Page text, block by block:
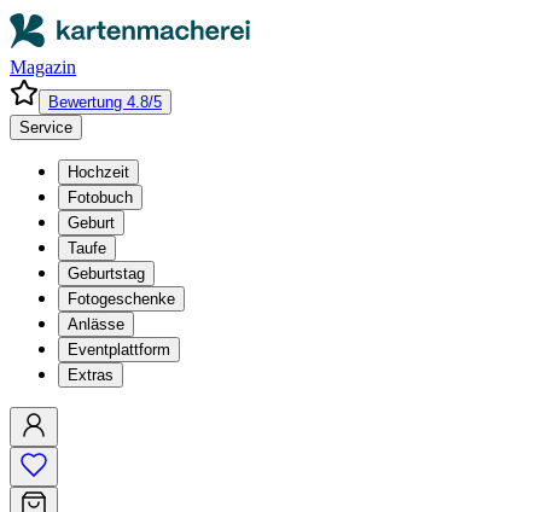
Magazin
Bewertung 4.8/5
Service
Hochzeit
Fotobuch
Geburt
Taufe
Geburtstag
Fotogeschenke
Anlässe
Eventplattform
Extras